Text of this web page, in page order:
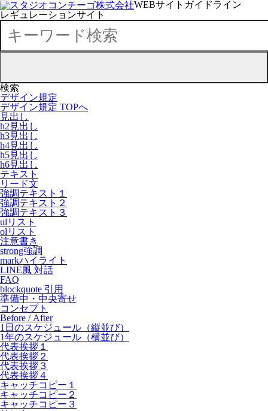
WEBサイトガイドライン
レギュレーションサイト
検索
デザイン規定
デザイン規定 TOPへ
見出し
h2見出し
h3見出し
h4見出し
h5見出し
h6見出し
テキスト
リード文
強調テキスト１
強調テキスト２
強調テキスト３
ulリスト
olリスト
注意書き
strong強調
markハイライト
LINE風 対話
FAQ
blockquote 引用
準備中・中央寄せ
コンセプト
Before / After
1日のスケジュール（縦並び）
1年のスケジュール（横並び）
代表挨拶１
代表挨拶２
代表挨拶３
代表挨拶４
キャッチコピー１
キャッチコピー２
キャッチコピー３